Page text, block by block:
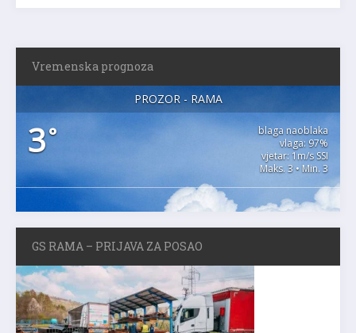
Vremenska prognoza
PROZOR - RAMA
3°
blaga naoblaka
vlaga: 97%
vjetar: 1m/s SSI
Maks. 3 • Min. 3
GS RAMA – PRIJAVA ZA POSAO